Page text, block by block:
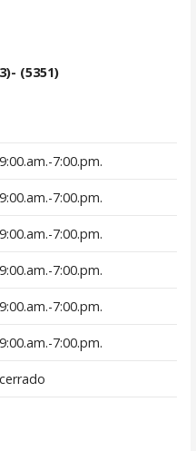
(5351)
9:00.am.-7:00.pm.
9:00.am.-7:00.pm.
9:00.am.-7:00.pm.
9:00.am.-7:00.pm.
9:00.am.-7:00.pm.
9:00.am.-7:00.pm.
cerrado